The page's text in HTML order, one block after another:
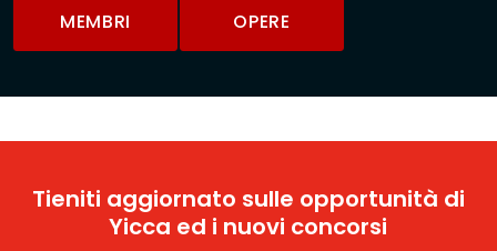
MEMBRI OPERE
Tieniti aggiornato sulle opportunità di
Yicca ed i nuovi concorsi